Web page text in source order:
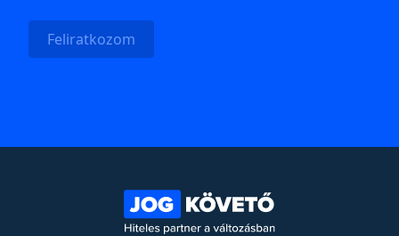
Feliratkozom